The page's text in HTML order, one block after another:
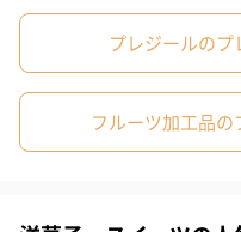
また、乾燥しがちなフルー
色鮮やかさを保っています。
配送について
プレジールの
フルーツ加工品